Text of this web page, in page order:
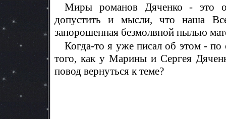
Миры романов Дяченко - это
допустить и мысли, что наша
запорошенная безмолвной пылью
Когда-то я уже писал об этом - по
того, как у Марины и Сергея
повод вернуться к теме?